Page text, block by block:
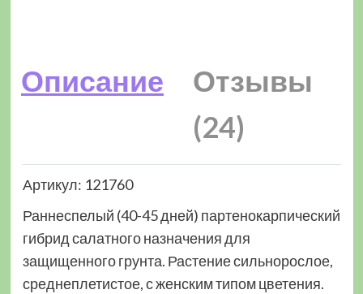
Описание
Отзывы
(24)
Артикул: 121760
Раннеспелый (40-45 дней) партенокарпический
гибрид салатного назначения для
защищенного грунта. Растение сильнорослое,
среднеплетистое, с женским типом цветения.